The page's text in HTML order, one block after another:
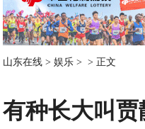
山东在线 >娱乐 > > 正文
有种长大叫